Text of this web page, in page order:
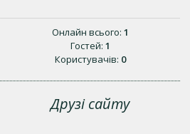
Онлайн всього: 1
Гостей: 1
Користувачів: 0
Друзі сайту